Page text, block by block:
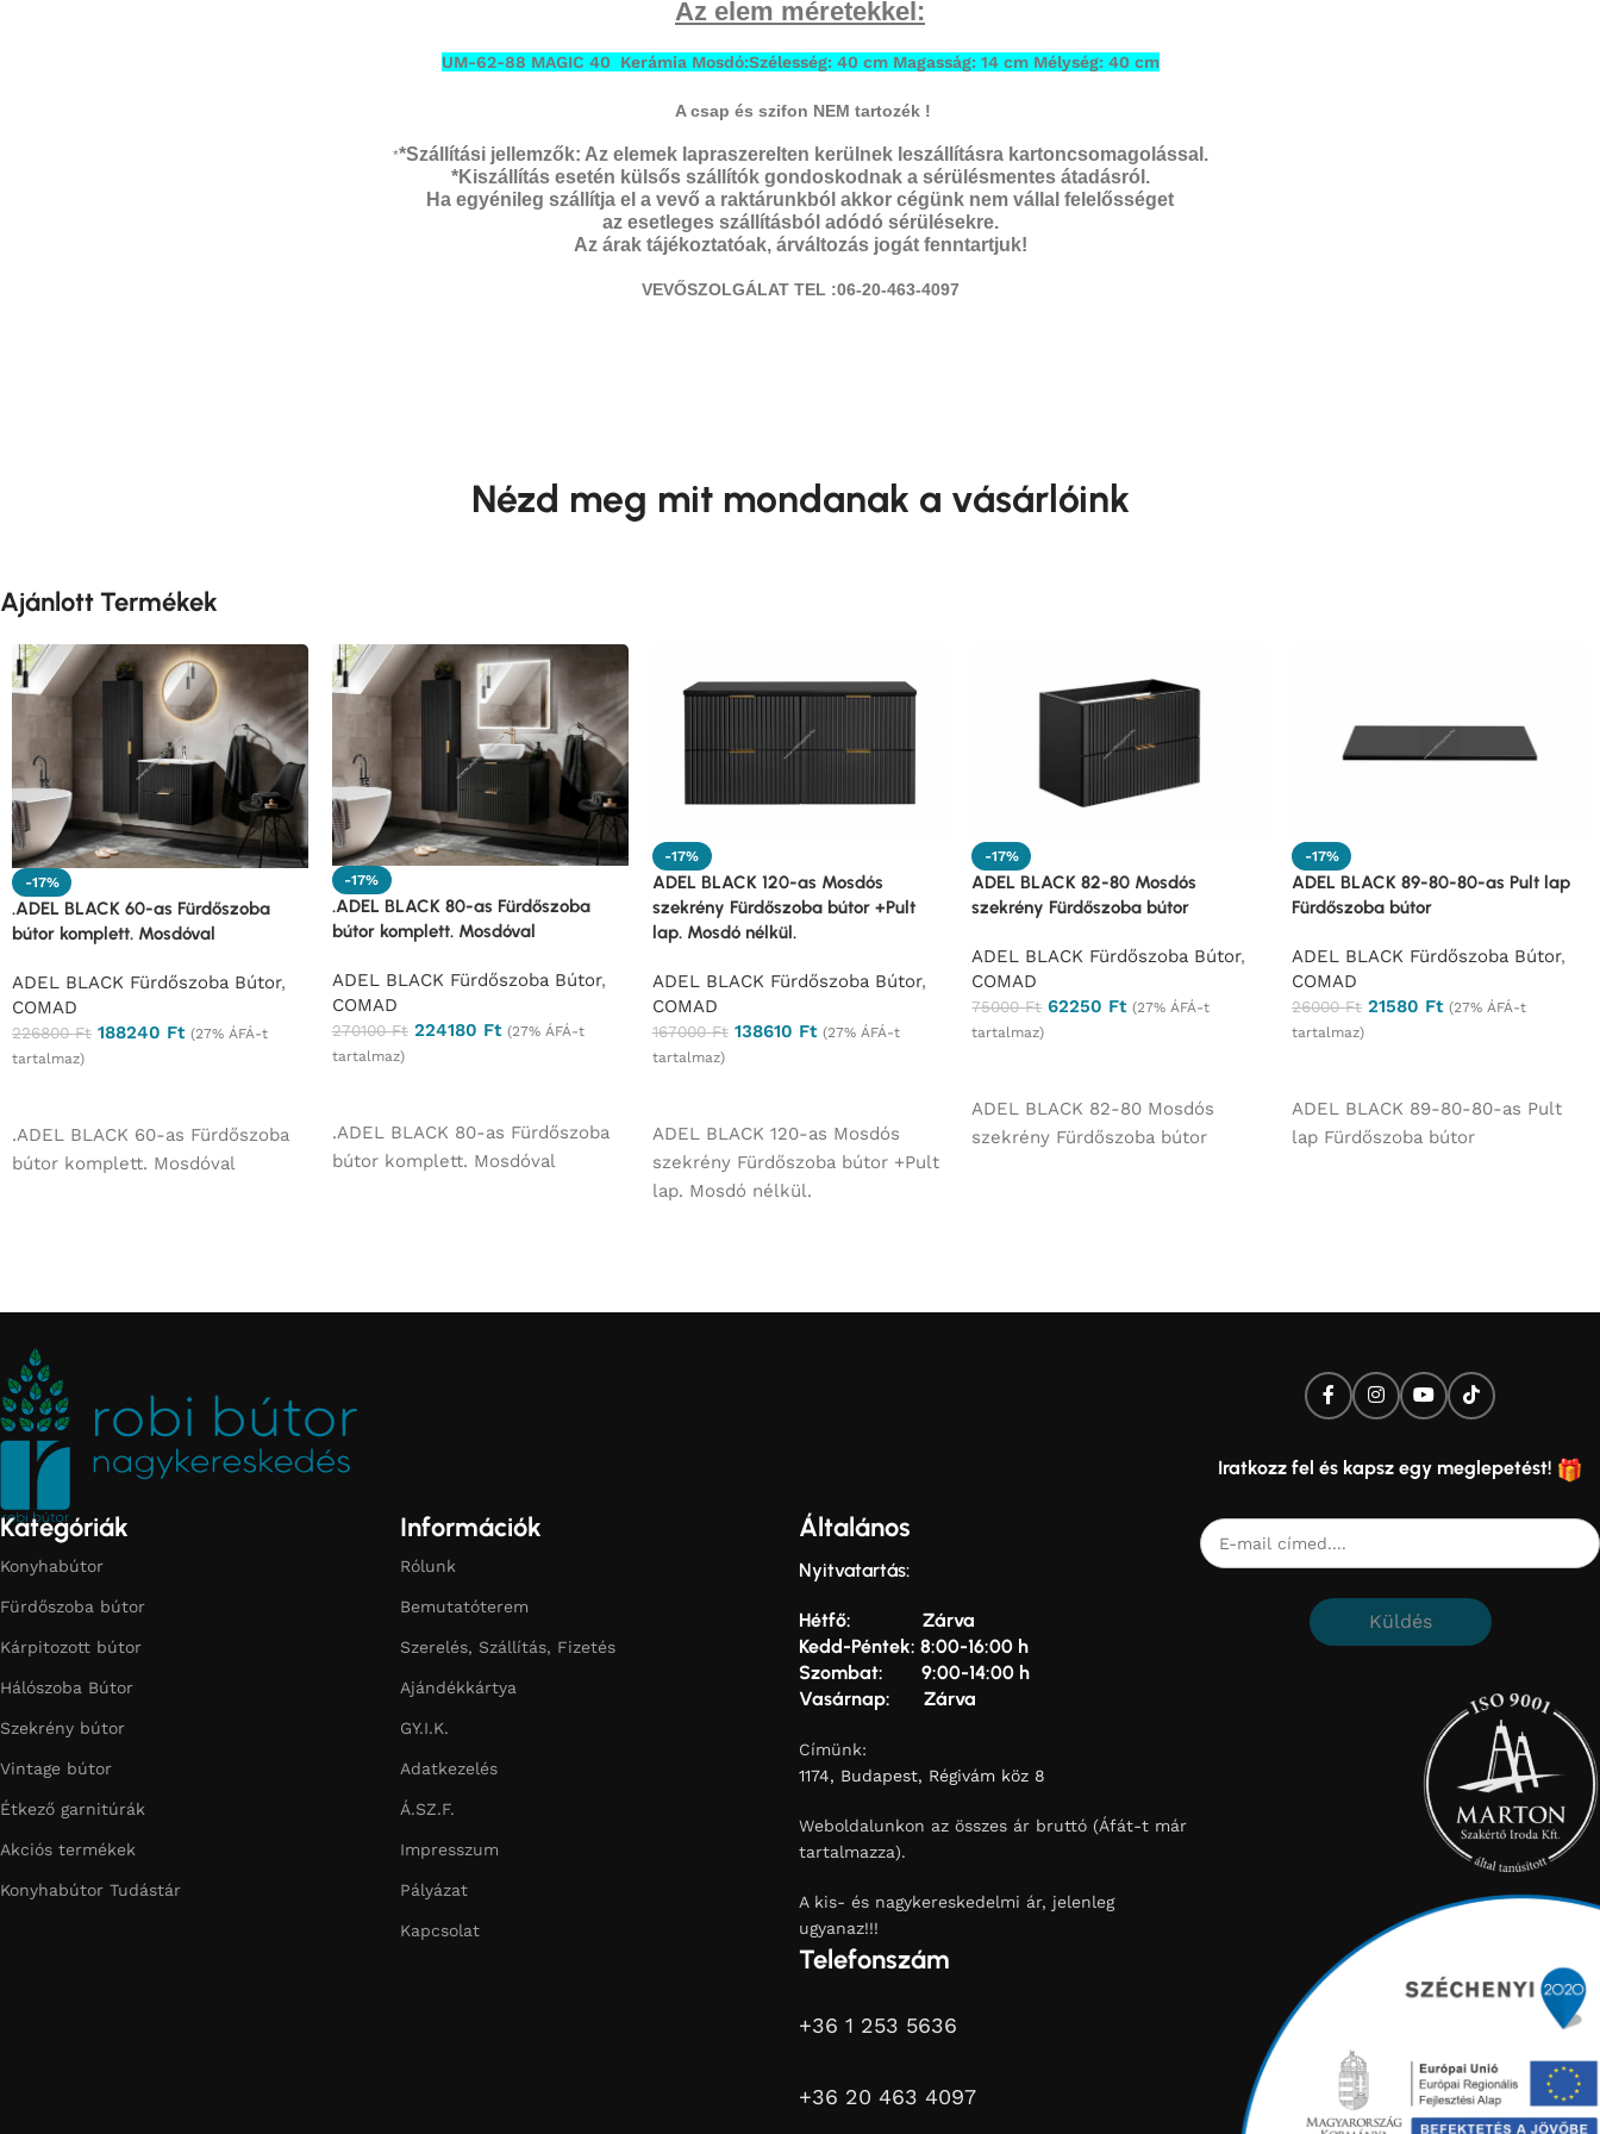
Az elem méretekkel:
UM-62-88 MAGIC 40 Kerámia Mosdó:Szélesség: 40 cm Magasság: 14 cm Mélység: 40 cm
A csap és szifon NEM tartozék !
**Szállítási jellemzők: Az elemek lapraszerelten kerülnek leszállításra kartoncsomagolással.
*Kiszállítás esetén külsős szállítók gondoskodnak a sérülésmentes átadásról.
Ha egyénileg szállítja el a vevő a raktárunkból akkor cégünk nem vállal felelősséget
az esetleges szállításból adódó sérülésekre.
Az árak tájékoztatóak, árváltozás jogát fenntartjuk!
VEVŐSZOLGÁLAT TEL :06-20-463-4097
Nézd meg mit mondanak a vásárlóink
Ajánlott Termékek
-17%
.ADEL BLACK 60-as Fürdőszoba
bútor komplett. Mosdóval
ADEL BLACK Fürdőszoba Bútor,
COMAD
226800Ft 188240 Ft (27% ÁFÁ-t
tartalmaz)
.ADEL BLACK 60-as Fürdőszoba
bútor komplett. Mosdóval
-17%
.ADEL BLACK 80-as Fürdőszoba
bútor komplett. Mosdóval
ADEL BLACK Fürdőszoba Bútor,
COMAD
270100Ft 224180 Ft (27% ÁFÁ-t
tartalmaz)
.ADEL BLACK 80-as Fürdőszoba
bútor komplett. Mosdóval
-17%
ADEL BLACK 120-as Mosdós
szekrény Fürdőszoba bútor +Pult
lap. Mosdó nélkül.
ADEL BLACK Fürdőszoba Bútor,
COMAD
167000Ft 138610 Ft (27% ÁFÁ-t
tartalmaz)
ADEL BLACK 120-as Mosdós
szekrény Fürdőszoba bútor +Pult
lap. Mosdó nélkül.
-17%
ADEL BLACK 82-80 Mosdós
szekrény Fürdőszoba bútor
ADEL BLACK Fürdőszoba Bútor,
COMAD
75000Ft 62250 Ft (27% ÁFÁ-t
tartalmaz)
ADEL BLACK 82-80 Mosdós
szekrény Fürdőszoba bútor
-17%
ADEL BLACK 89-80-80-as Pult lap
Fürdőszoba bútor
ADEL BLACK Fürdőszoba Bútor,
COMAD
26000Ft 21580 Ft (27% ÁFÁ-t
tartalmaz)
ADEL BLACK 89-80-80-as Pult
lap Fürdőszoba bútor
Kategóriák
Konyhabútor
Fürdőszoba bútor
Kárpitozott bútor
Hálószoba Bútor
Szekrény bútor
Vintage bútor
Étkező garnitúrák
Akciós termékek
Konyhabútor Tudástár
Információk
Rólunk
Bemutatóterem
Szerelés, Szállítás, Fizetés
Ajándékkártya
GY.I.K.
Adatkezelés
Á.SZ.F.
Impresszum
Pályázat
Kapcsolat
Általános
Nyitvatartás:
Hétfő: Zárva
Kedd-Péntek: 8:00-16:00 h
Szombat: 9:00-14:00 h
Vasárnap: Zárva
Címünk:
1174, Budapest, Régivám köz 8
Weboldalunkon az összes ár bruttó (Áfát-t már
tartalmazza).
A kis- és nagykereskedelmi ár, jelenleg
ugyanaz!!!
Telefonszám
+36 1 253 5636
+36 20 463 4097
Iratkozz fel és kapsz egy meglepetést!
Küldés